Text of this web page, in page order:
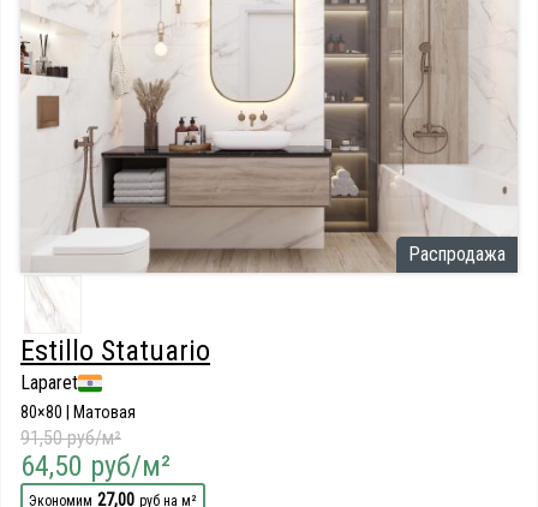
Распродажа
Estillo Statuario
Laparet
80×80 | Матовая
91,50 руб/м²
64,50 руб/м²
Экономим 27,00 руб на м²